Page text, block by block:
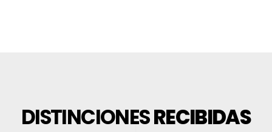
DISTINCIONESRECIBIDAS